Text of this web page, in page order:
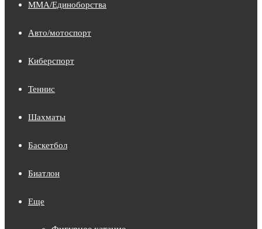
MMA/Единоборства
Авто/мотоспорт
Киберспорт
Теннис
Шахматы
Баскетбол
Биатлон
Еще